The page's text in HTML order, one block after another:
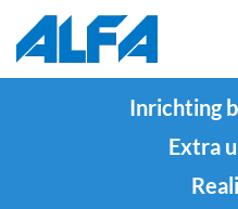
Inrichting
Extra